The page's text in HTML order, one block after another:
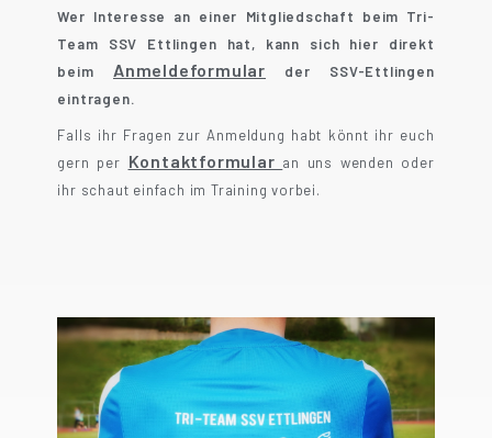
Wer Interesse an einer Mitgliedschaft beim Tri-
Team SSV Ettlingen hat, kann sich hier direkt
beim Anmeldeformular der SSV-Ettlingen
eintragen.
Falls ihr Fragen zur Anmeldung habt könnt ihr euch
gern per Kontaktformular an uns wenden oder
ihr schaut einfach im Training vorbei.